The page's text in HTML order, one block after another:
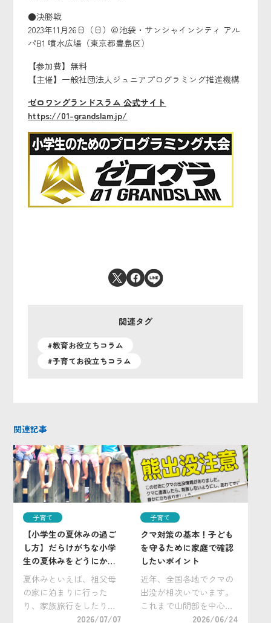
●決勝戦
2023年11月26日（日）＠池袋・サンシャインシティ アル
パB1 噴水広場（東京都豊島区）
【参加費】無料
【主催】一般社団法人ジュニアプログラミング推進機構
ゼロワングランドスラム 公式サイト
https://01-grandslam.jp/
関連タグ
#教育お役立ちコラム
#子育てお役立ちコラム
関連記事
子育て
【小学生の夏休みの過ご
し方】だらけがちな小学
生の夏休みをどうにかし
たい！
夏休みといえば、祖父母
の家に泊まりに行った
り、家族旅行をしたり
と、普段なかなか行けな
2026/07/07
子育て
クマ対策の基本！子ども
を守るために家庭で確認
したいポイント
近年、全国各地でクマの
出没が相次いでいます。
これまで山間部を中心に
生息すると考えられてい
2026/06/24